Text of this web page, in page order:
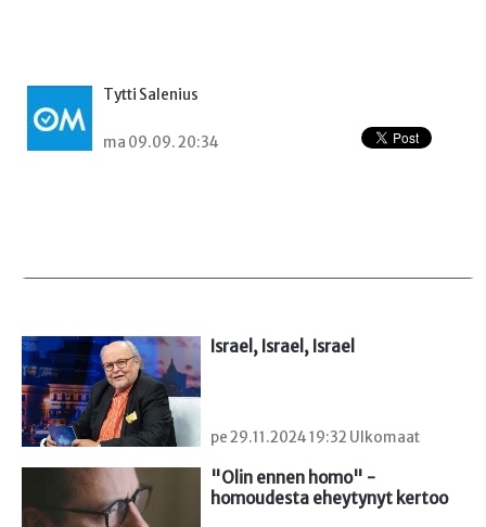
Tytti Salenius
ma 09.09. 20:34
Israel, Israel, Israel
pe 29.11.2024 19:32 Ulkomaat
"Olin ennen homo" -
homoudesta eheytynyt kertoo